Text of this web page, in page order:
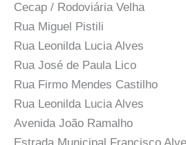
Cecap / Rodoviária Velha
Rua Miguel Pistili
Rua Leonilda Lucia Alves
Rua José de Paula Lico
Rua Firmo Mendes Castilho
Rua Leonilda Lucia Alves
Avenida João Ramalho